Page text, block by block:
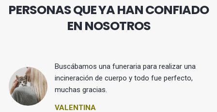
PERSONAS QUE YA HAN CONFIADO
EN NOSOTROS
Buscábamos una funeraria para realizar una
incineración de cuerpo y todo fue perfecto,
muchas gracias.
VALENTINA